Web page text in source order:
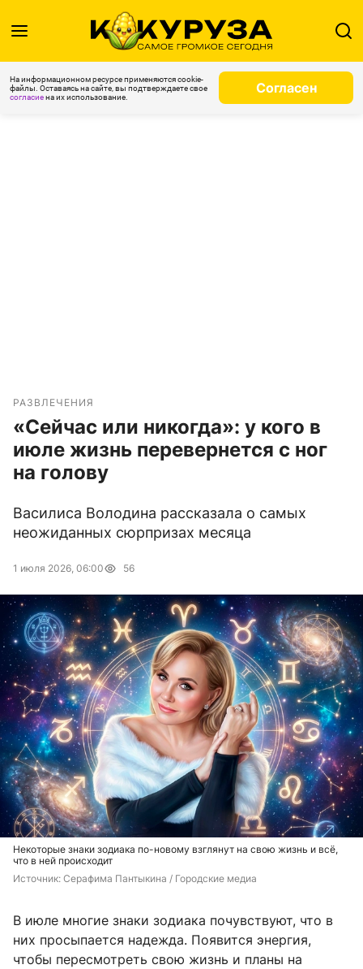
На информационном ресурсе применяются cookie-
файлы. Оставаясь на сайте, вы подтверждаете свое
согласиена их использование.
Согласен
РАЗВЛЕЧЕНИЯ
«Сейчас или никогда»: у кого в
июле жизнь перевернется с ног
на голову
Василиса Володина рассказала о самых
неожиданных сюрпризах месяца
1 июля 2026, 06:00 56
Некоторые знаки зодиака по-новому взглянут на свою жизнь и всё,
что в ней происходит
Источник: Серафима Пантыкина / Городские медиа
В июле многие знаки зодиака почувствуют, что в
них просыпается надежда. Появится энергия,
чтобы пересмотреть свою жизнь и планы на